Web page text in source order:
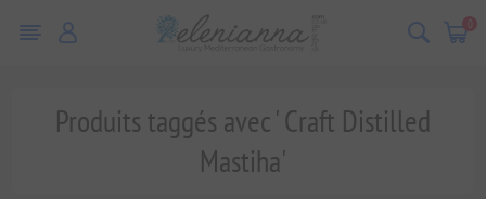
0
Produits taggés avec ' Craft Distilled
Mastiha'